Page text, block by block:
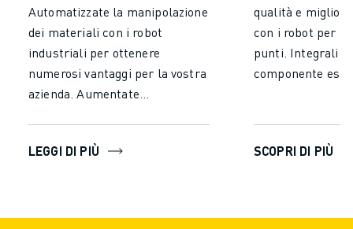
Automatizzate la manipolazione
dei materiali con i robot
industriali per ottenere
numerosi vantaggi per la vostra
azienda. Aumentate
tempo e lo sforzo necessari per
ininterrottamente senza
LEGGI DI PIÙ
qualità e
con i robot per
punti. Integrali
componente
di saldatura
di manodopera,
SCOPRI DI PIÙ